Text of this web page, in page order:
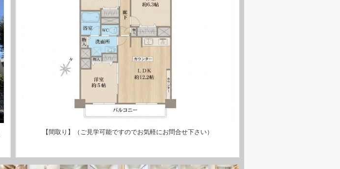
【間取り】（ご見学可能ですのでお気軽にお問合せ下さい）